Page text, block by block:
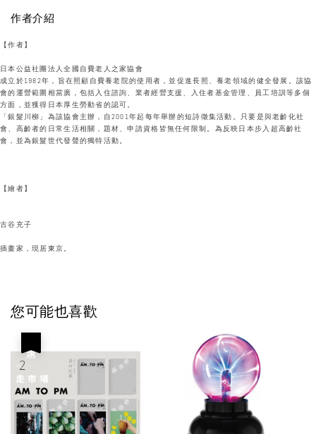
作者介紹
【作者】
日本公益社團法人全國自費老人之家協會
成立於1982年，旨在照顧自費養老院的使用者，並促進長照、養老領域的健全發展。該協
會的運營範圍相當廣，包括入住諮詢、業者經營支援、入住者基金管理、員工培訓等多個
方面，並獲得日本厚生勞動省的認可。
「銀髮川柳」為該協會主辦，自2001年起每年舉辦的短詩徵集活動。只要是與老齡化社
會、高齡者的日常生活相關，題材、申請資格皆無任何限制。為反映日本步入超高齡社
會，並為銀髮世代發聲的獨特活動。
【繪者】
古谷充子
插畫家，現居東京。
您可能也喜歡